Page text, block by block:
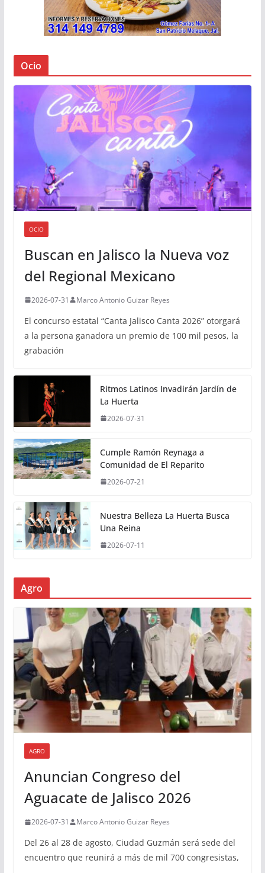
Ocio
OCIO
Buscan en Jalisco la Nueva voz
del Regional Mexicano
2026-07-31 Marco Antonio Guizar Reyes
El concurso estatal “Canta Jalisco Canta 2026” otorgará
a la persona ganadora un premio de 100 mil pesos, la
grabación
Ritmos Latinos Invadirán Jardín de
La Huerta
2026-07-31
Cumple Ramón Reynaga a
Comunidad de El Reparito
2026-07-21
Nuestra Belleza La Huerta Busca
Una Reina
2026-07-11
Agro
AGRO
Anuncian Congreso del
Aguacate de Jalisco 2026
2026-07-31 Marco Antonio Guizar Reyes
Del 26 al 28 de agosto, Ciudad Guzmán será sede del
encuentro que reunirá a más de mil 700 congresistas,